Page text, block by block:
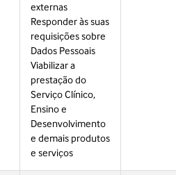
externas
Responder às suas
requisições sobre
Dados Pessoais
Viabilizar a
prestação do
Serviço Clínico,
Ensino e
Desenvolvimento
e demais produtos
e serviços